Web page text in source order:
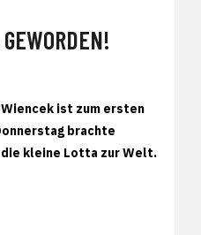
ist zum ersten
brachte
kleine Lotta zur Welt.